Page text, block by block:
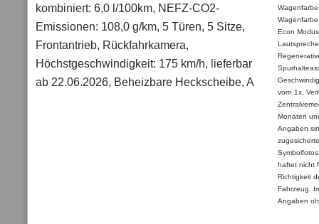
kombiniert: 6,0 l/100km, NEFZ-CO2-
Emissionen: 108,0 g/km, 5 Türen, 5 Sitze,
Frontantrieb, Rückfahrkamera,
Höchstgeschwindigkeit: 175 km/h, lieferbar
ab 22.06.2026, Beheizbare Heckscheibe, A
Econ
vorn 1x,
Monaten
Angaben
haftet nicht
Richtigkeit
Fahrzeug.
Angaben